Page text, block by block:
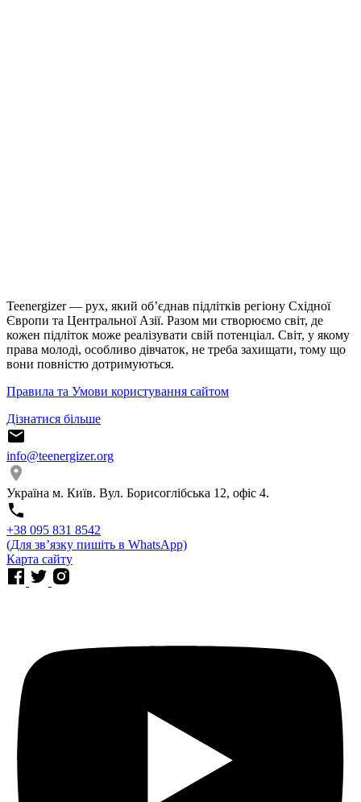
Teenergizer — рух, який об’єднав підлітків регіону Східної
Європи та Центральної Азії. Разом ми створюємо світ, де
кожен підліток може реалізувати свій потенціал. Світ, у якому
права молоді, особливо дівчаток, не треба захищати, тому що
вони повністю дотримуються.
Правила та Умови користування сайтом
Дізнатися більше
info@teenergizer.org
Україна м. Київ. Вул. Борисоглібська 12, офіс 4.
⁨+38 095 831 8542⁩
(Для звʼязку пишіть в WhatsApp)
Карта сайту